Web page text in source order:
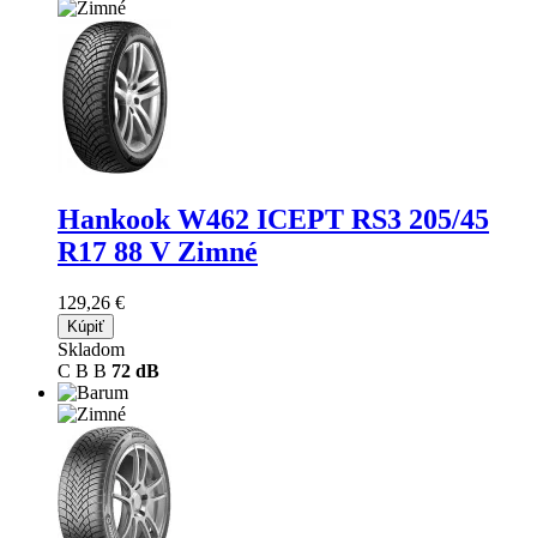
Hankook W462 ICEPT RS3 205/45
R17 88 V Zimné
129,26 €
Kúpiť
Skladom
C B B 72 dB